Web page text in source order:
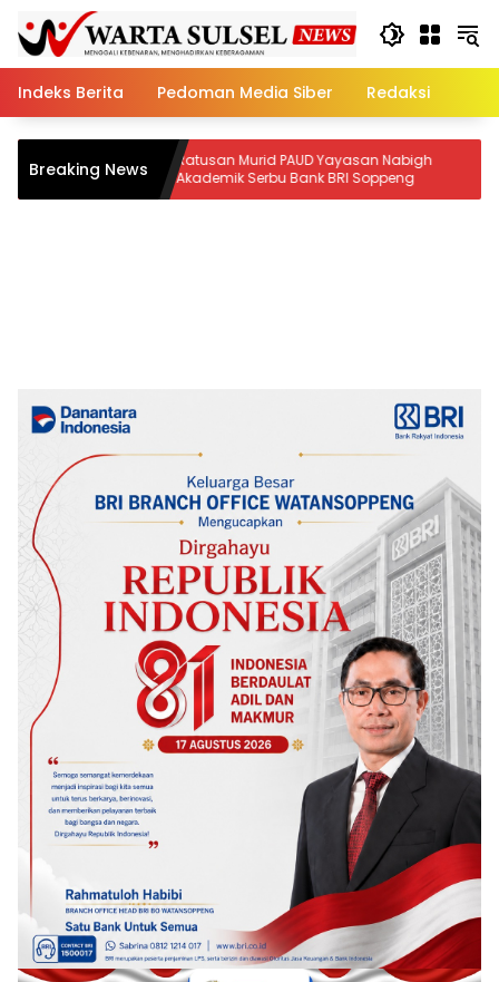
content
Indeks Berita
Pedoman Media Siber Redaksi
Breaking News
Ratusan Murid PAUD Yayasan Nabigh
Akademik Serbu Bank BRI Soppeng
Rekam Jejak
Kembali